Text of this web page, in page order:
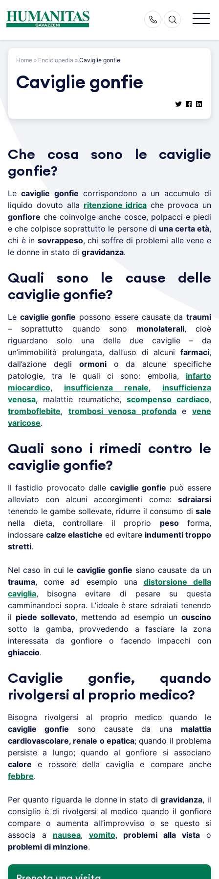
content
Home » Enciclopedia » Caviglie gonfie
Caviglie gonfie
Che cosa sono le caviglie
gonfie?
Lecaviglie gonfie corrispondono a un accumulo di
liquido dovuto alla ritenzione idrica che provoca un
gonfiore che coinvolge anche cosce, polpacci e piedi
e che colpisce soprattutto le persone di una certa età,
chi è in sovrappeso, chi soffre di problemi alle vene e
le donne in stato di gravidanza.
Quali sono le cause delle
caviglie gonfie?
Le caviglie gonfie possono essere causate datraumi
– soprattutto quando sono monolaterali, cioè
riguardano solo una delle due caviglie – da
un’immobilità prolungata, dall’uso di alcuni farmaci,
dall’azione degli ormonio da alcune specifiche
patologie, tra le quali ci sono: embolia, infarto
miocardico, insufficienza renale, insufficienza
venosa, malattie reumatiche, scompenso cardiaco,
tromboflebite, trombosi venosa profondaevene
varicose.
Quali sono i rimedi contro le
caviglie gonfie?
Il fastidio provocato dalle caviglie gonfie può essere
alleviato con alcuni accorgimenti come: sdraiarsi
tenendo le gambe sollevate, ridurre il consumo di sale
nella dieta, controllare il proprio pesoforma,
indossare calze elastiche ed evitare indumenti troppo
stretti.
Nel caso in cui le caviglie gonfie siano causate da un
trauma, come ad esempio una distorsione della
caviglia, bisogna evitare di pesare su questa
camminandoci sopra. L’ideale è stare sdraiati tenendo
il piede sollevato, mettendo ad esempio uncuscino
sotto la gamba, provvedendo a fasciare la zona
interessata da gonfiore o facendo impacchi con
ghiaccio.
Caviglie gonfie, quando
rivolgersi al proprio medico?
Bisogna rivolgersi al proprio medico quando le
caviglie gonfie sono causate da una malattia
cardiovascolare, renale o epatica; quando il problema
persiste a lungo; quando al gonfiore si associano
calore e rossore della caviglia e compare anche
febbre.
Per quanto riguarda le donne in stato digravidanza, il
consiglio è di rivolgersi al medico quando il gonfiore
compare o aumenta all’improvviso o se questo si
associa a nausea, vomito, problemi alla vista o
problemi di minzione.